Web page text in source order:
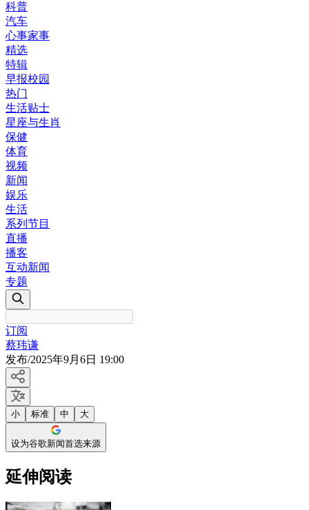
科普
汽车
心事家事
精选
特辑
早报校园
热门
生活贴士
星座与生肖
保健
体育
视频
新闻
娱乐
生活
系列节目
直播
播客
互动新闻
专题
订阅
蔡玮谦
发布/2025年9月6日 19:00
小 标准 中 大
设为谷歌新闻首选来源
延伸阅读